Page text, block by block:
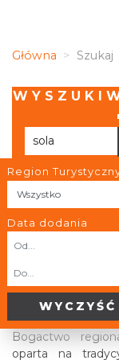
Główna Szukaj
Region
Data dodania
WYCZYŚĆ
Liczba
Śląskie
Bogactwo
oparta na